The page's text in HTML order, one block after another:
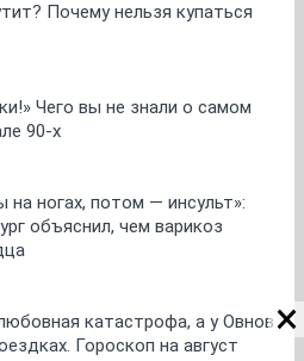
Почему нельзя купаться
Чего вы не знали о самом
90-х
на ногах, потом — инсульт»:
объяснил, чем варикоз
катастрофа, а у Овнов
Гороскоп на август